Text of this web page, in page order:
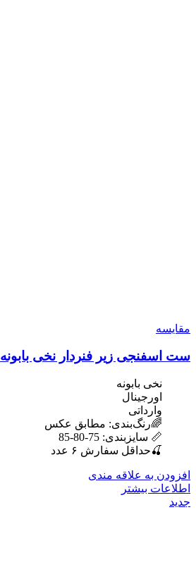
مقایسه
ست اسفنجی زیر فنردار نخی بابونه
نخی بابونه
اورجینال
وارداتی
🌈رنگ‌بندی: مطابق عکس
📏 سایزبندی: 75-80-85
🍒حداقل سفارش ۶ عدد
افزودن به علاقه مندی
اطلاعات بیشتر
جدید